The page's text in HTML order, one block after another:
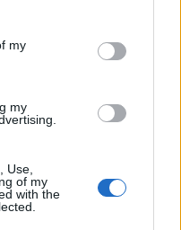
one or more Google
information including but
You may click to
its third-party tags to
my
my
Use,
of my
with the